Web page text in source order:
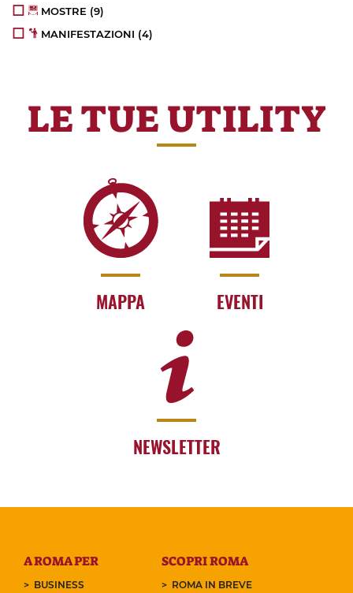
MOSTRE (9)
MANIFESTAZIONI (4)
LE TUE UTILITY
MAPPA EVENTI
NEWSLETTER
A ROMA PER
BUSINESS
SCOPRI ROMA
ROMA IN BREVE